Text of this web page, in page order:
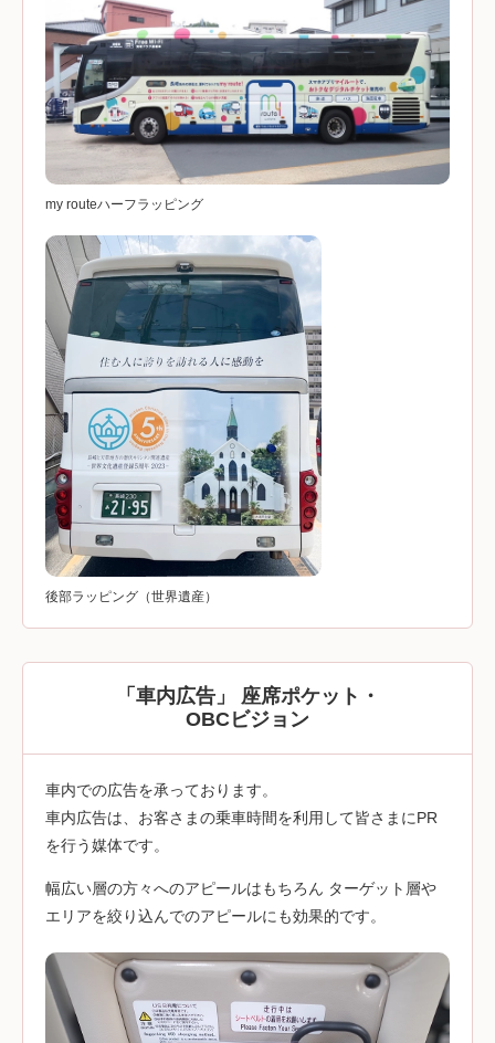
my routeハーフラッピング
後部ラッピング（世界遺産）
「車内広告」 座席ポケット・
OBCビジョン
車内での広告を承っております。
車内広告は、お客さまの乗車時間を利用して皆さまにPR
を行う媒体です。
幅広い層の方々へのアピールはもちろん ターゲット層や
エリアを絞り込んでのアピールにも効果的です。